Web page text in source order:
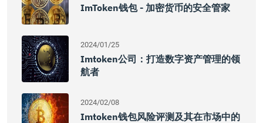
ImToken钱包 - 加密货币的安全管家
2024/01/25
Imtoken公司：打造数字资产管理的领
航者
2024/02/08
Imtoken钱包风险评测及其在市场中的